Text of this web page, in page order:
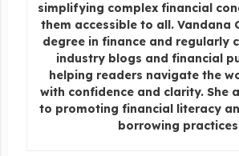
simplifying complex financial
them accessible to all. Vandana
degree in finance and regularly
industry blogs and financial
helping readers navigate the
with confidence and clarity. She
to promoting financial literacy
borrowing